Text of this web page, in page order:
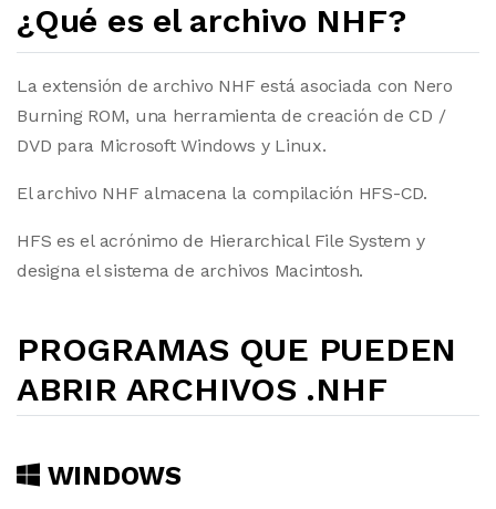
¿Qué es el archivo NHF?
La extensión de archivo NHF está asociada con Nero
Burning ROM, una herramienta de creación de CD /
DVD para Microsoft Windows y Linux.
El archivo NHF almacena la compilación HFS-CD.
HFS es el acrónimo de Hierarchical File System y
designa el sistema de archivos Macintosh.
PROGRAMAS QUE PUEDEN
ABRIR ARCHIVOS .NHF
WINDOWS